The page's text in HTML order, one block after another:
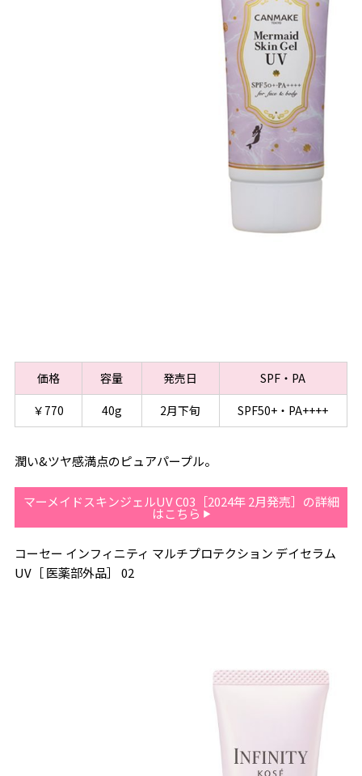
価格 容量 発売日
SPF・PA
￥770
40g 2月下旬 SPF50+・PA++++
潤い&ツヤ感満点のピュアパープル。
マーメイドスキンジェルUV C03［2024年 2月発売］の詳細
はこちら
コーセー インフィニティ マルチプロテクション デイセラム
UV［ 医薬部外品］ 02